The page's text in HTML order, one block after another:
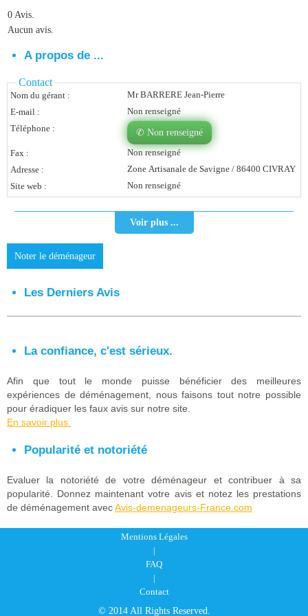
Vous Êtes Une Société
Comment Ça Marche ?
Quels Bénéfices Pour Ma Société ?
Témoignages Adhérents
Comment S’inscrire ?
Donnez Votre Avis
Contact
0 Avis.
Aucun avis.
A propos de ...
Contact
Nom du gérant :
Mr BARRERE Jean-Pierre
E-mail :
Non renseigné
Téléphone :
✆ Non renseigné
Fax :
Non renseigné
Adresse :
Zone Artisanale de Savigne / 86400 CIVRAY
Site web :
Non renseigné
Voir plus ...
Noter le déménageur
Les Derniers Avis
La confiance, c'est sérieux.
Afin que tout le monde puisse bénéficier des meilleures
expériences de déménagement, nous faisons tout notre possible
pour éradiquer les faux avis sur notre site.
En savoir plus.
Popularité et notoriété
Evaluer la notoriété de votre déménageur et contribuer à sa
popularité. Donnez maintenant votre avis et notez les prestations
de déménagement avecAvis-demenageurs-France.com
Mentions Légales
|
FAQ
|
Contact
© 2014 All Rights Reserved.